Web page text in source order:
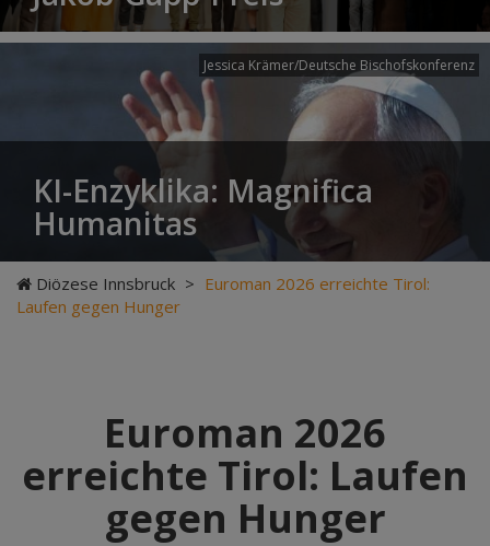
Jessica Krämer/Deutsche Bischofskonferenz
KI-Enzyklika: Magnifica
Humanitas
Diözese Innsbruck > Euroman 2026 erreichte Tirol:
Laufen gegen Hunger
Euroman 2026
erreichte Tirol: Laufen
gegen Hunger